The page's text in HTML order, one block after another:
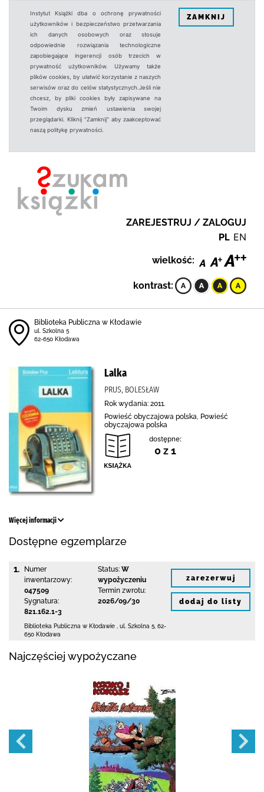
Instytut Książki dba o ochronę prywatności
użytkowników i bezpieczeństwo przetwarzania
ich danych osobowych oraz stosuje
odpowiednie rozwiązania technologiczne
zapobiegające ingerencji osób trzecich w
prywatność użytkowników. Używamy także
plików cookies, by ułatwić korzystanie z naszych
serwisów oraz do celów statystycznych.Jeśli nie
chcesz, by pliki cookies były zapisywane na
Twoim dysku zmień ustawienia swojej
przeglądarki. Kliknij "Zamknij" aby zaakceptować
naszą politykę prywatności.
ZAMKNIJ
ZAREJESTRUJ / ZALOGUJ
PL EN
wielkość:
kontrast:
Biblioteka Publiczna w Kłodawie
ul. Szkolna 5
62-650 Kłodawa
Lalka
PRUS, BOLESŁAW
Rok wydania: 2011.
Powieść obyczajowa polska, Powieść
obyczajowa polska
dostępne:
0 z 1
Więcej informacji
Dostępne egzemplarze
1.
Numer
inwentarzowy:
047509
Sygnatura:
821.162.1-3
Status: W
wypożyczeniu
Termin zwrotu:
2026/09/30
Biblioteka Publiczna w Kłodawie ul. Szkolna 5 62-
650 Kłodawa
zarezerwuj
dodaj do listy
Najczęściej wypożyczane